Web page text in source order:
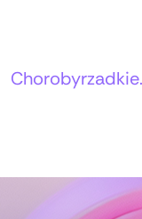
Autorzy: